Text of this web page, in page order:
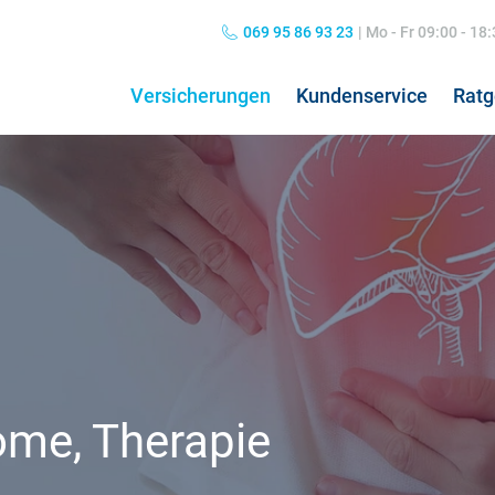
Versicherungen
Private Haftpflichtversicherung
Kombiversicherung
Verkehrsrechtsschutz
Kundenservice
Grippe: Symptome & Behandlung
Übelkeit: Ursachen & Behandlung
Norovirus: Symptome & Behandlung
069 95 86 93 23 | Mo - Fr 09:00 -
Therapie